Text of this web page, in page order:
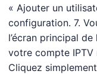
« Ajouter un
configuration. 7.
l’écran principal
votre compte
Cliquez